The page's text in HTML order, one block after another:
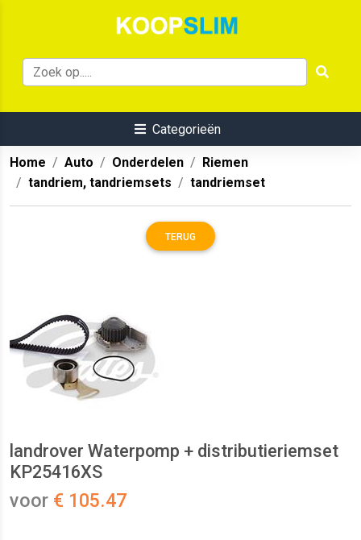
Categorieën
Home Auto Onderdelen
Riemen
tandriem, tandriemsets
tandriemset
TERUG
landrover Waterpomp + distributieriemset
KP25416XS
voor € 105.47